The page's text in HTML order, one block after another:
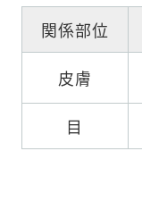
関係部位
皮膚
目